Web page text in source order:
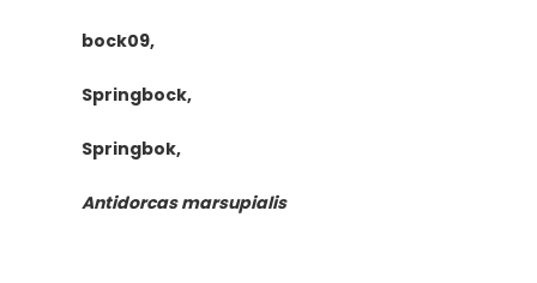
bock09,
Springbock,
Springbok,
Antidorcas marsupialis